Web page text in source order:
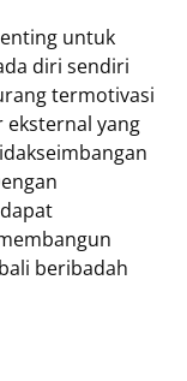
untuk
diri sendiri
termotivasi
eksternal yang
beribadah